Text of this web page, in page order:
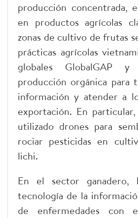
producción concentrada,
en productos agrícolas
zonas de cultivo de frutas
prácticas agrícolas
globales GlobalGAP
producción orgánica para
información y atender a
exportación. En
utilizado drones para
rociar pesticidas en
lichi.
En el sector ganadero,
tecnología de la
de enfermedades con